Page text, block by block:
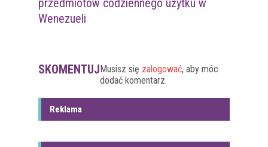
przedmiotów codziennego użytku w
Wenezueli
SKOMENTUJ Musisz się zalogować, aby móc
dodać komentarz.
Reklama